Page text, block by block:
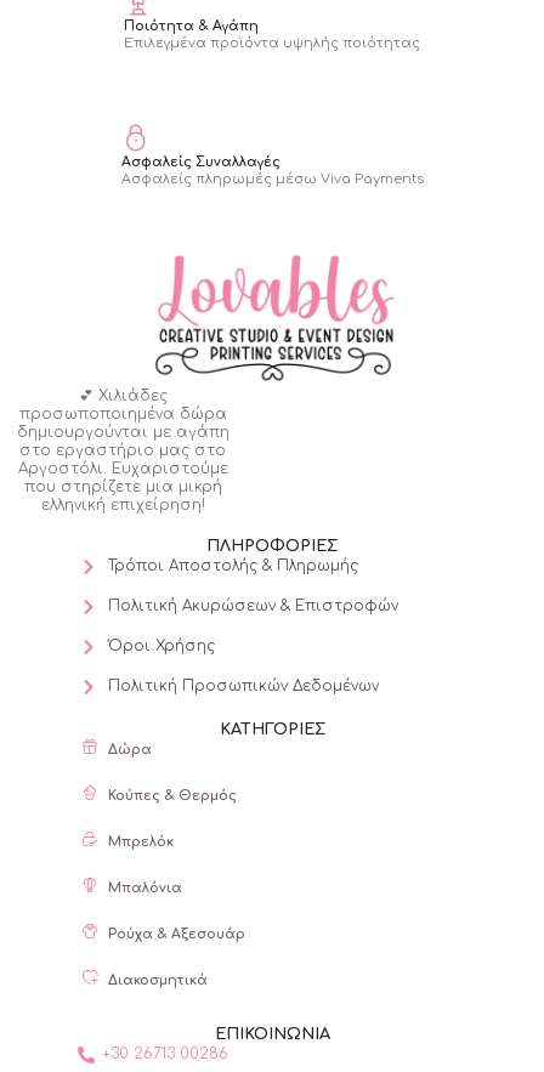
Ποιότητα & Αγάπη
Επιλεγμένα προϊόντα υψηλής ποιότητας
Ασφαλείς Συναλλαγές
Ασφαλείς πληρωμές μέσω Viva Payments
💕 Χιλιάδες
προσωποποιημένα δώρα
δημιουργούνται με αγάπη
στο εργαστήριο μας στο
Αργοστόλι. Ευχαριστούμε
που στηρίζετε μια μικρή
ελληνική επιχείρηση!
ΠΛΗΡΟΦΟΡΙΕΣ
Τρόποι Αποστολής & Πληρωμής
Πολιτική Ακυρώσεων & Επιστροφών
Όροι Χρήσης
Πολιτική Προσωπικών Δεδομένων
ΚΑΤΗΓΟΡΙΕΣ
Δώρα
Κούπες & Θερμός
Μπρελόκ
Μπαλόνια
Ρούχα & Αξεσουάρ
Διακοσμητικά
ΕΠΙΚΟΙΝΩΝΙΑ
+30 26713 00286